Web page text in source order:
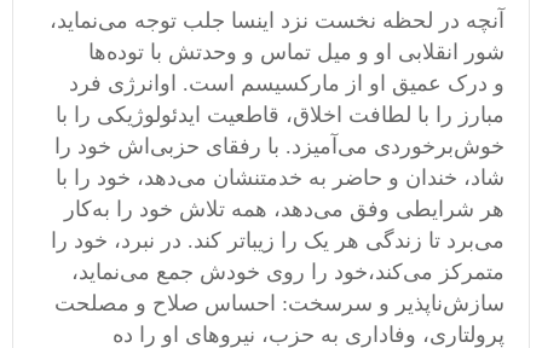
آنچه در لحظه نخست نزد اینسا جلب توجه مینماید،
شور انقلابی او و میل تماس و وحدتش با تودهها
و درک عمیق او از مارکسیسم است. اوانرژی فرد
مبارز را با لطافت اخلاق، قاطعیت ایدئولوژیکی را با
خوشبرخوردی می آمیزد. با رفقای حزبی اش خود را
شاد، خندان و حاضر به خدمتنشان میدهد، خود را با
هر شرایطی وفق میدهد، همه تلاش خود را بهکار
میبرد تا زندگی هر یک را زیباتر کند. در نبرد، خود را
متمرکز میکند،خود را روی خودش جمع مینماید،
سازشناپذیر و سرسخت: احساس صلاح و مصلحت
پرولتاری، وفاداری به حزب، نیروهای او را ده